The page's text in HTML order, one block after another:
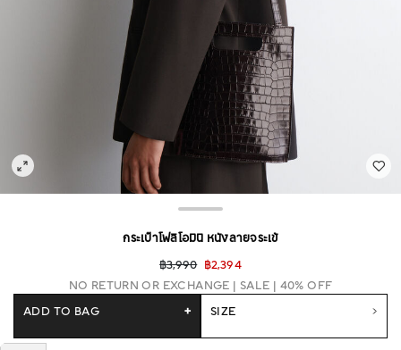
กระเป๋าโฟลิโอมินิ หนังลายจระเข้
฿3,990 ฿2,394
NO RETURN OR EXCHANGE
SALE | 40% OFF
SIZE
ADD TO BAG +